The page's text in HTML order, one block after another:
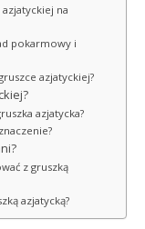
na
pokarmowy i
azjatyckiej?
azjatycka?
z gruszką
azjatycką?